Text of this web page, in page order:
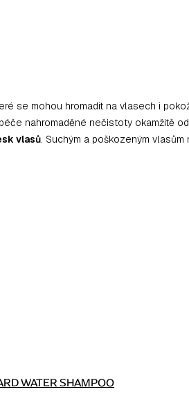
se mohou hromadit na vlasech i
nahromaděné nečistoty okamžitě
vlasů. Suchým a poškozeným
WATER SHAMPOO